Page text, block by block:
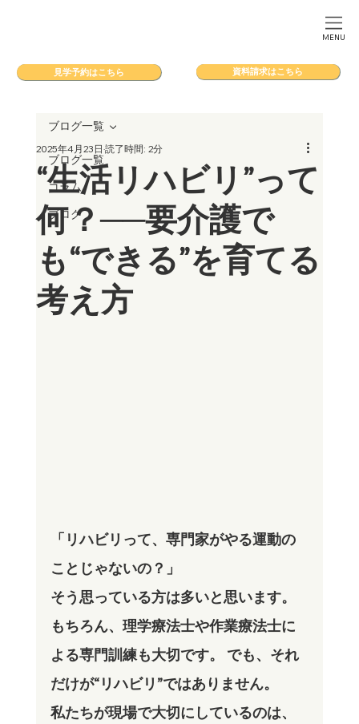
MENU
見学予約はこちら 資料請求はこちら
ブログ一覧
コラム
ブログ
ブログ一覧
“生活リハビリ”って
何？──要介護で
も“できる”を育てる
考え方
2025年4月23日 読了時間: 2分
「リハビリって、専門家がやる運動の
ことじゃないの？」
そう思っている方は多いと思います。
もちろん、理学療法士や作業療法士に
よる専門訓練も大切です。 でも、それ
だけが“リハビリ”ではありません。
私たちが現場で大切にしているのは、